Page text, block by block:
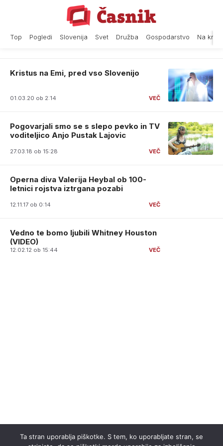
Top Pogledi Slovenija Svet Družba Gospodarstvo Na
Kristus na Emi, pred vso Slovenijo
01.03.20 ob 2:14
Pogovarjali smo se s slepo pevko in TV
voditeljico Anjo Pustak Lajovic
27.03.18 ob 15:28
Operna diva Valerija Heybal ob 100-
letnici rojstva iztrgana pozabi
12.11.17 ob 0:14
Vedno te bomo ljubili Whitney Houston
(VIDEO)
12.02.12 ob 15:44
Ta stran uporablja piškotke. S tem, ko uporabljate stran, se